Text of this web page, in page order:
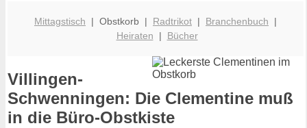
Mittagstisch | Obstkorb | Radtrikot | Branchenbuch |
Heiraten | Bücher
Villingen-
Schwenningen: Die Clementine muß
in die Büro-Obstkiste